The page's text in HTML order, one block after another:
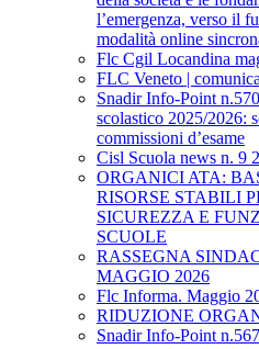
l’emergenza, verso il
modalità online
Flc Cgil Locandina
FLC Veneto |
Snadir Info-Point
scolastico 2025/2026:
commissioni d’esame
Cisl Scuola news n. 9
ORGANICI ATA:
RISORSE STABILI
SICUREZZA E
SCUOLE
RASSEGNA
MAGGIO 2026
Flc Informa. Maggio
RIDUZIONE
Snadir Info-Point